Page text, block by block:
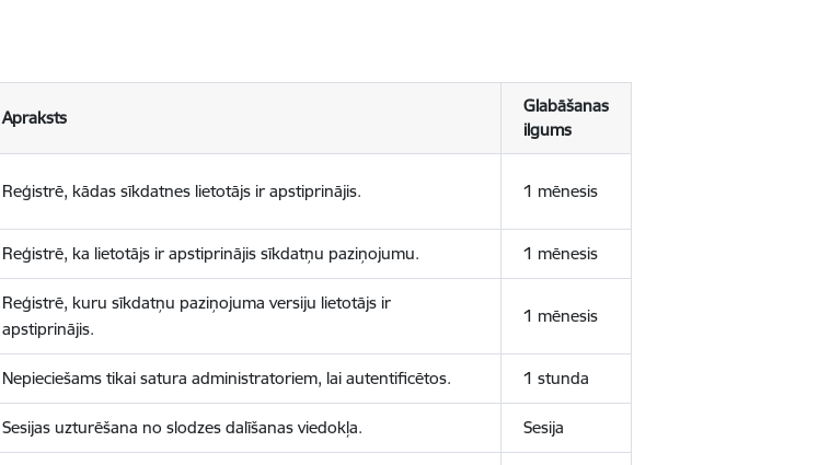
Apraksts
Glabāšanas
ilgums
Reģistrē, kādas sīkdatnes lietotājs ir apstiprinājis. 1 mēnesis
Reģistrē, ka lietotājs ir apstiprinājis sīkdatņu paziņojumu. 1 mēnesis
Reģistrē, kuru sīkdatņu paziņojuma versiju lietotājs ir
apstiprinājis.
1 mēnesis
Nepieciešams tikai satura administratoriem, lai autentificētos. 1 stunda
Sesijas uzturēšana no slodzes dalīšanas viedokļa. Sesija